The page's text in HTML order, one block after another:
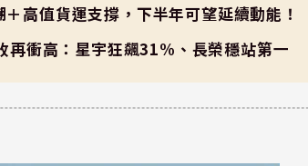
高值貨運支撐，下半年可望延續動能！
再衝高：星宇狂飆31%、長榮穩站第一